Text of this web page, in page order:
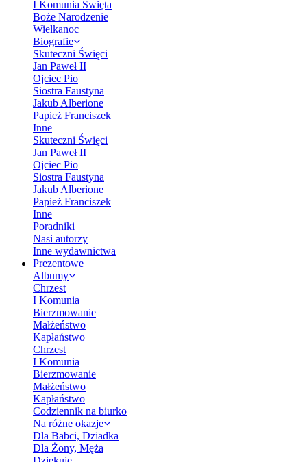
I Komunia Święta
Boże Narodzenie
Wielkanoc
Biografie
Skuteczni Święci
Jan Paweł II
Ojciec Pio
Siostra Faustyna
Jakub Alberione
Papież Franciszek
Inne
Skuteczni Święci
Jan Paweł II
Ojciec Pio
Siostra Faustyna
Jakub Alberione
Papież Franciszek
Inne
Poradniki
Nasi autorzy
Inne wydawnictwa
Prezentowe
Albumy
Chrzest
I Komunia
Bierzmowanie
Małżeństwo
Kapłaństwo
Chrzest
I Komunia
Bierzmowanie
Małżeństwo
Kapłaństwo
Codziennik na biurko
Na różne okazje
Dla Babci, Dziadka
Dla Żony, Męża